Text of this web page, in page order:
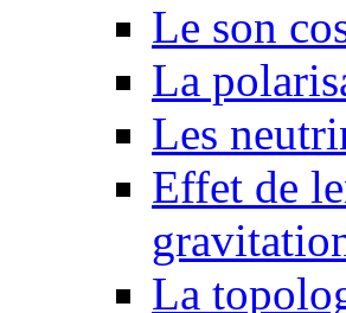
Le son
La
Les
Effet de
La